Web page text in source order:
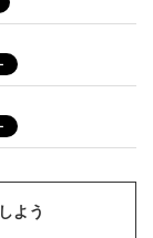
しよう